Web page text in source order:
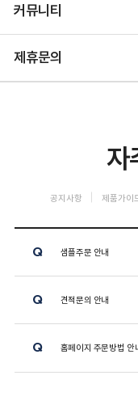
커뮤니티
제휴문의
자
공지사항 제품가이
Q 샘플주문 안내
Q 견적문의 안내
Q 홈페이지 주문방법 안